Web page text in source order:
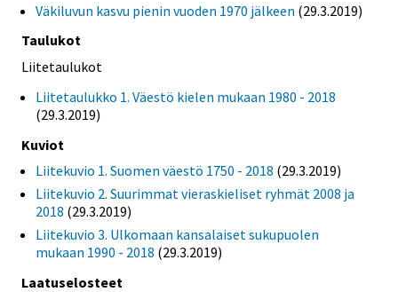
Väkiluvun kasvu pienin vuoden 1970 jälkeen (29.3.2019)
Taulukot
Liitetaulukot
Liitetaulukko 1. Väestö kielen mukaan 1980 - 2018
(29.3.2019)
Kuviot
Liitekuvio 1. Suomen väestö 1750 - 2018 (29.3.2019)
Liitekuvio 2. Suurimmat vieraskieliset ryhmät 2008 ja
2018 (29.3.2019)
Liitekuvio 3. Ulkomaan kansalaiset sukupuolen
mukaan 1990 - 2018 (29.3.2019)
Laatuselosteet